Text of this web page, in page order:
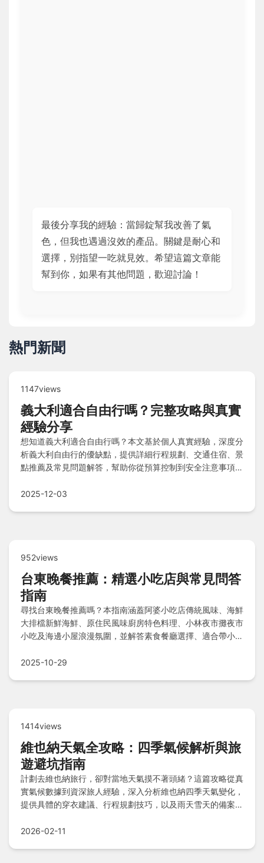
最後分享我的經驗：當歸錠幫我改善了氣
色，但我也遇過沒效的產品。關鍵是耐心和
選擇，別指望一吃就見效。希望這篇文章能
幫到你，如果有其他問題，歡迎討論！
熱門新聞
1147views
義大利適合自由行嗎？完整攻略與真實
經驗分享
想知道義大利適合自由行嗎？本文基於個人真實經驗，深度分
析義大利自由行的優缺點，提供詳細行程規劃、交通住宿、景
點推薦及常見問題解答，幫助你從預算控制到安全注意事項全
2025-12-03
952views
台東晚餐推薦：精選小吃店與常見問答
指南
尋找台東晚餐推薦嗎？本指南涵蓋阿婆小吃店傳統風味、海鮮
大排檔新鮮海鮮、原住民風味廚房特色料理、小林夜市攤夜市
小吃及海邊小屋浪漫氛圍，並解答素食餐廳選擇、適合帶小孩
驗。
2025-10-29
1414views
維也納天氣全攻略：四季氣候解析與旅
遊避坑指南
計劃去維也納旅行，卻對當地天氣摸不著頭緒？這篇攻略從真
實氣候數據到資深旅人經驗，深入分析維也納四季天氣變化，
提供具體的穿衣建議、行程規劃技巧，以及雨天雪天的備案景
2026-02-11